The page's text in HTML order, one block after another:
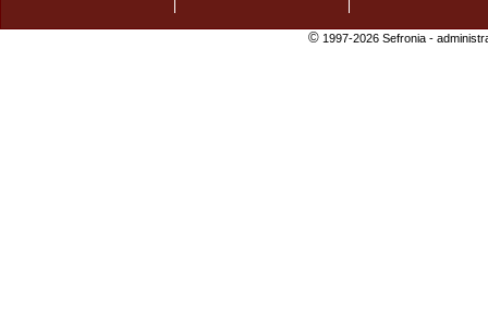
©1997-2026 Sefronia -